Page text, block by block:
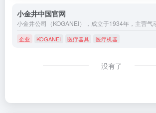
小金井中国官网
企业 KOGANEI 医疗器具 医疗机器
没有了